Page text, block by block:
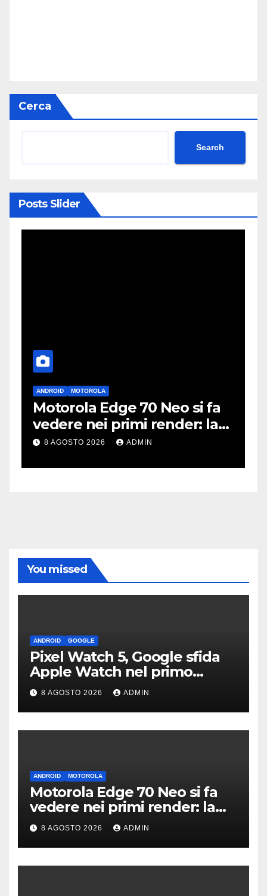
Cerca
Search
Posts Slider
ANDROID MOTOROLA
Motorola Edge 70 Neo si fa
vedere nei primi render: la
fotocamera è da 200 MP
8 AGOSTO 2026 ADMIN
You missed
ANDROID GOOGLE
Pixel Watch 5, Google sfida
Apple Watch nel primo
teaser: “sembra un orologio”
8 AGOSTO 2026 ADMIN
ANDROID MOTOROLA
Motorola Edge 70 Neo si fa
vedere nei primi render: la
fotocamera è da 200 MP
8 AGOSTO 2026 ADMIN